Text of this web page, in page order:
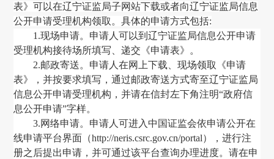
表》可以在辽宁证监局子网站下载或者向辽宁证监局信息
公开申请受理机构领取。具体的申请方式包括:
1.现场申请。申请人可以到辽宁证监局信息公开申请
受理机构接待场所填写、递交《申请表》。
2.邮政寄送。申请人在网上下载、现场领取《申请
表》
，并按要求填写 ，通过邮政寄送方式寄至辽宁证监局
信息公开申请受理机构 ，并请在信封左下角注明“政府信
息公开申请”字样。
3.网络申请。申请人可进入中国证监会依申请公开在
线申请平台界面 （http://neris.csrc.gov.cn/portal） ，进行注
册之后提出申请 ，并可通过该平台查询办理进度。请在申